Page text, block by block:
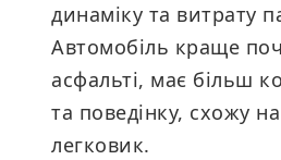
динаміку та витрату
Автомобіль краще
асфальті, має більш
та поведінку, схожу
легковик.